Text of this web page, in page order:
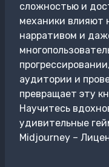
сложностью и
механики влияют
нарративом и
аудитории и
превращает эту
Научитесь
удивительные
Midjourney –